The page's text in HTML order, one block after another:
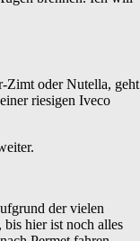
oder Nutella, geht
riesigen Iveco
der vielen
hier ist noch alles